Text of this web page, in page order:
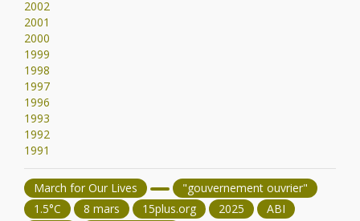
2002
2001
2000
1999
1998
1997
1996
1993
1992
1991
March for Our Lives
"gouvernement ouvrier"
1.5°C
8 mars 15plus.org 2025
ABI